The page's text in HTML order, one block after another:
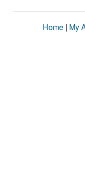
Home | My